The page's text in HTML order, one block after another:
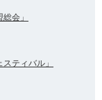
会」
ティバル」